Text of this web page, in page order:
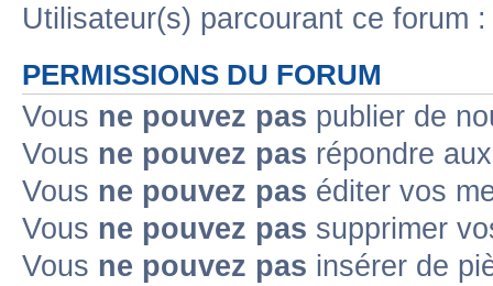
Utilisateur(s) parcourant ce forum
PERMISSIONS DU FORUM
Vous ne pouvez pas publier de
Vous ne pouvez pas répondre
Vous ne pouvez pas éditer vos
Vous ne pouvez pas supprimer
Vous ne pouvez pas insérer de